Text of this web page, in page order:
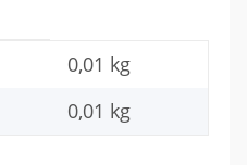
0,01 kg
0,01 kg